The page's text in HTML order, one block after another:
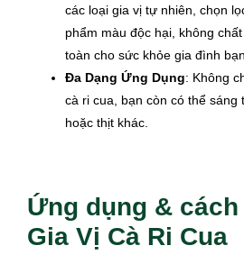
các loại gia vị tự nhiên, chọn
phẩm màu độc hại, không
toàn cho sức khỏe gia đình bạn.
Đa Dạng Ứng Dụng: Không
cà ri cua, bạn còn có thể sáng
hoặc thịt khác.
Ứng dụng &
Gia Vị Cà Ri Cua